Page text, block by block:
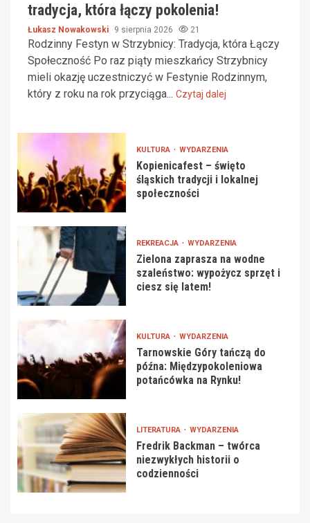
tradycja, która łączy pokolenia!
Łukasz Nowakowski 9 sierpnia 2026 21
Rodzinny Festyn w Strzybnicy: Tradycja, która Łączy
Społeczność Po raz piąty mieszkańcy Strzybnicy
mieli okazję uczestniczyć w Festynie Rodzinnym,
który z roku na rok przyciąga... Czytaj dalej
KULTURA WYDARZENIA
Kopienicafest – święto
śląskich tradycji i lokalnej
społeczności
REKREACJA WYDARZENIA
Zielona zaprasza na wodne
szaleństwo: wypożycz sprzęt i
ciesz się latem!
KULTURA WYDARZENIA
Tarnowskie Góry tańczą do
późna: Międzypokoleniowa
potańcówka na Rynku!
LITERATURA WYDARZENIA
Fredrik Backman – twórca
niezwykłych historii o
codzienności